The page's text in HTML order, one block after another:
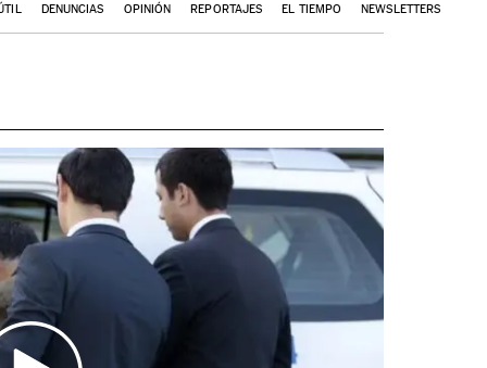
DENUNCIAS OPINIÓN REPORTAJES EL TIEMPO NEWSLETTERS